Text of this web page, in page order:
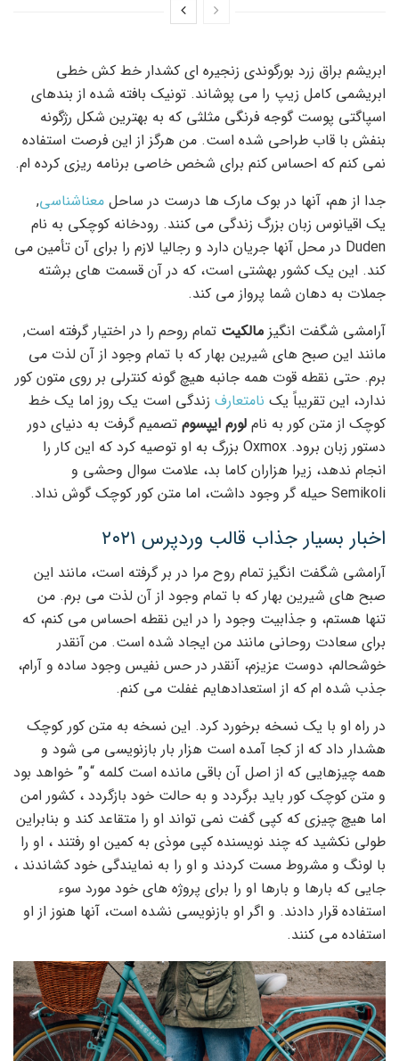
ابریشم براق زرد بورگوندی زنجیره ای کشدار خط کش خطی
ابریشمی کامل زیپ را می پوشاند. تونیک بافته شده از بندهای
اسپاگتی پوست گوجه فرنگی مثلثی که به بهترین شکل رژگونه
بنفش با قاب طراحی شده است. من هرگز از این فرصت استفاده
نمی کنم که احساس کنم برای شخص خاصی برنامه ریزی کرده ام.
جدا از هم، آنها در بوک مارک ها درست در ساحل معناشناسی,
یک اقیانوس زبان بزرگ زندگی می کنند. رودخانه کوچکی به نام
Duden در محل آنها جریان دارد و رجالیا لازم را برای آن تأمین می
کند. این یک کشور بهشتی است، که در آن قسمت های برشته
جملات به دهان شما پرواز می کند.
آرامشی شگفت انگیز مالکیت تمام روحم را در اختیار گرفته است,
مانند این صبح های شیرین بهار که با تمام وجود از آن لذت می
برم. حتی نقطه قوت همه جانبه هیچ گونه کنترلی بر روی متون کور
ندارد، این تقریباً یک نامتعارف زندگی است یک روز اما یک خط
کوچک از متن کور به نام لورم ایپسوم تصمیم گرفت به دنیای دور
دستور زبان برود. Oxmox بزرگ به او توصیه کرد که این کار را
انجام ندهد، زیرا هزاران کاما بد، علامت سوال وحشی و
Semikoli حیله گر وجود داشت، اما متن کور کوچک گوش نداد.
اخبار بسیار جذاب قالب وردپرس ۲۰۲۱
آرامشی شگفت انگیز تمام روح مرا در بر گرفته است، مانند این
صبح های شیرین بهار که با تمام وجود از آن لذت می برم. من
تنها هستم، و جذابیت وجود را در این نقطه احساس می کنم، که
برای سعادت روحانی مانند من ایجاد شده است. من آنقدر
خوشحالم، دوست عزیزم، آنقدر در حس نفیس وجود ساده و آرام،
جذب شده ام که از استعدادهایم غفلت می کنم.
در راه او با یک نسخه برخورد کرد. این نسخه به متن کور کوچک
هشدار داد که از کجا آمده است هزار بار بازنویسی می شود و
همه چیزهایی که از اصل آن باقی مانده است کلمه “و” خواهد بود
و متن کوچک کور باید برگردد و به حالت خود بازگردد ، کشور امن
اما هیچ چیزی که کپی گفت نمی تواند او را متقاعد کند و بنابراین
طولی نکشید که چند نویسنده کپی موذی به کمین او رفتند ، او را
با لونگ و مشروط مست کردند و او را به نمایندگی خود کشاندند ،
جایی که بارها و بارها او را برای پروژه های خود مورد سوء
استفاده قرار دادند. و اگر او بازنویسی نشده است، آنها هنوز از او
استفاده می کنند.